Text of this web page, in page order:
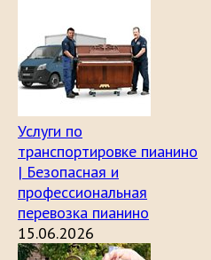
Услуги по
транспортировке пианино
| Безопасная и
профессиональная
перевозка пианино
15.06.2026